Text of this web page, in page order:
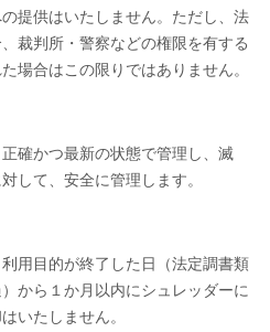
提供はいたしません。ただし、法
裁判所・警察などの権限を有する
場合はこの限りではありません。
確かつ最新の状態で管理し、滅
して、安全に管理します。
用目的が終了した日（法定調書類
から１か月以内にシュレッダーに
いたしません。